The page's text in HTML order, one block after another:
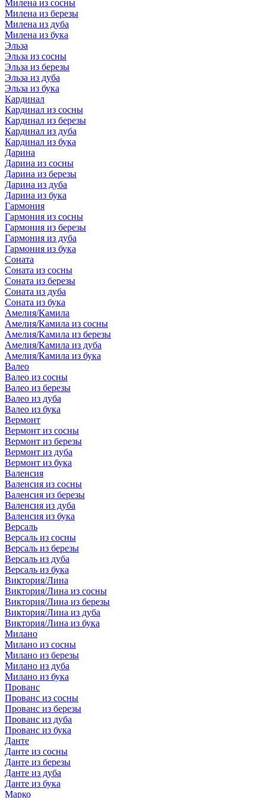
Милена из сосны
Милена из березы
Милена из дуба
Милена из бука
Эльза
Эльза из сосны
Эльза из березы
Эльза из дуба
Эльза из бука
Кардинал
Кардинал из сосны
Кардинал из березы
Кардинал из дуба
Кардинал из бука
Дарина
Дарина из сосны
Дарина из березы
Дарина из дуба
Дарина из бука
Гармония
Гармония из сосны
Гармония из березы
Гармония из дуба
Гармония из бука
Соната
Соната из сосны
Соната из березы
Соната из дуба
Соната из бука
Амелия/Камила
Амелия/Камила из сосны
Амелия/Камила из березы
Амелия/Камила из дуба
Амелия/Камила из бука
Валео
Валео из сосны
Валео из березы
Валео из дуба
Валео из бука
Вермонт
Вермонт из сосны
Вермонт из березы
Вермонт из дуба
Вермонт из бука
Валенсия
Валенсия из сосны
Валенсия из березы
Валенсия из дуба
Валенсия из бука
Версаль
Версаль из сосны
Версаль из березы
Версаль из дуба
Версаль из бука
Виктория/Лина
Виктория/Лина из сосны
Виктория/Лина из березы
Виктория/Лина из дуба
Виктория/Лина из бука
Милано
Милано из сосны
Милано из березы
Милано из дуба
Милано из бука
Прованс
Прованс из сосны
Прованс из березы
Прованс из дуба
Прованс из бука
Данте
Данте из сосны
Данте из березы
Данте из дуба
Данте из бука
Марко